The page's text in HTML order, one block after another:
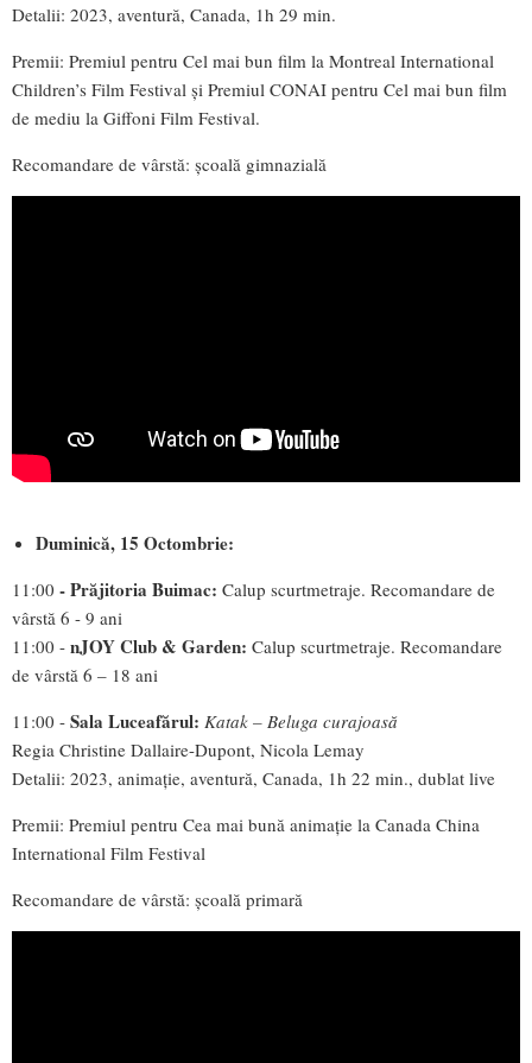
Detalii: 2023, aventură, Canada, 1h 29 min.
Premii: Premiul pentru Cel mai bun film la Montreal International
Children’s Film Festival și Premiul CONAI pentru Cel mai bun film
de mediu la Giffoni Film Festival.
Recomandare de vârstă: școală gimnazială
Duminică, 15 Octombrie:
11:00 - Prăjitoria Buimac: Calup scurtmetraje. Recomandare de
vârstă 6 - 9 ani
11:00 - nJOY Club & Garden: Calup scurtmetraje. Recomandare
de vârstă 6 – 18 ani
11:00 - Sala Luceafărul: Katak – Beluga curajoasă
Regia Christine Dallaire-Dupont, Nicola Lemay
Detalii: 2023, animație, aventură, Canada, 1h 22 min., dublat live
Premii: Premiul pentru Cea mai bună animație la Canada China
International Film Festival
Recomandare de vârstă: școală primară